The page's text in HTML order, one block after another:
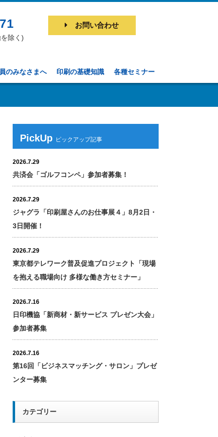
除く)
お問い合わせ
のみなさまへ 印刷の基礎知識 各種セミナー
PickUp
2026.7.29
共済会「ゴルフコンペ」参加者募集！
2026.7.29
ジャグラ「印刷屋さんのお仕事展４」8月2日・
3日開催！
2026.7.29
東京都テレワーク普及促進プロジェクト「現場
を抱える職場向け 多様な働き方セミナー」
2026.7.16
日印機協「新商材・新サービス プレゼン大会」
参加者募集
2026.7.16
第16回「ビジネスマッチング・サロン」プレゼ
ンター募集
カテゴリー